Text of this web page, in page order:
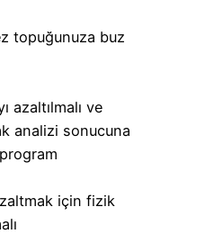
topuğunuza buz
azaltılmalı ve
analizi sonucuna
için fizik